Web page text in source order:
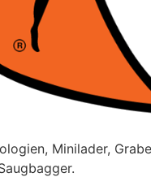
Minilader,